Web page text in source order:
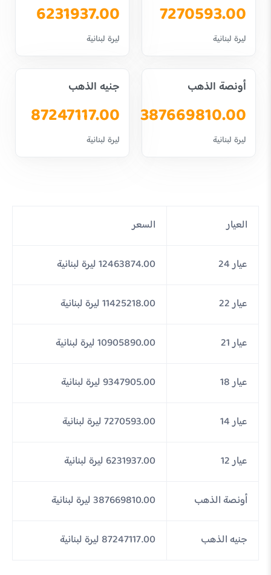
7270593.00
ليرة لبنانية
6231937.00
ليرة لبنانية
أونصة الذهب
387669810.00
ليرة لبنانية
جنيه الذهب
87247117.00
ليرة لبنانية
العيار السعر
عيار 24 12463874.00 ليرة لبنانية
عيار 22 11425218.00 ليرة لبنانية
عيار 21 10905890.00 ليرة لبنانية
عيار 18 9347905.00 ليرة لبنانية
عيار 14 7270593.00 ليرة لبنانية
عيار 12 6231937.00 ليرة لبنانية
أونصة الذهب 387669810.00 ليرة لبنانية
جنيه الذهب 87247117.00 ليرة لبنانية